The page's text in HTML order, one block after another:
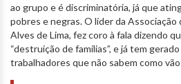
ao grupo e é discriminatória, já que
pobres e negras. O líder da Associação
Alves de Lima, fez coro à fala dizendo
“destruição de famílias”, e já tem
trabalhadores que não sabem como